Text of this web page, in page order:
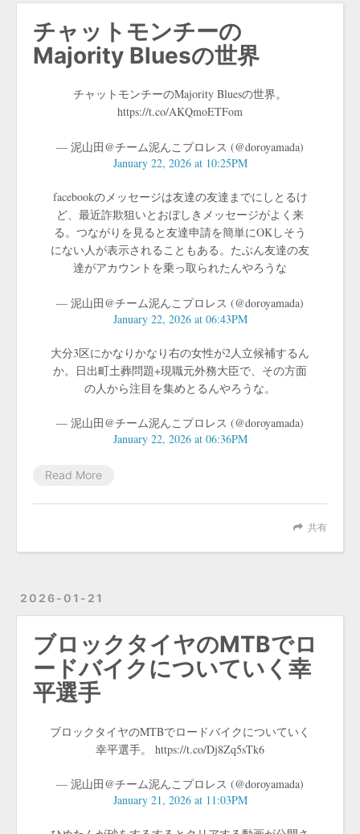
チャットモンチーの
Majority Bluesの世界
チャットモンチーのMajority Bluesの世界。
https://t.co/AKQmoETFom
— 泥山田@チーム泥んこプロレス (@doroyamada)
January 22, 2026 at 10:25PM
facebookのメッセージは友達の友達までにしとるけ
ど、最近詐欺狙いとおぼしきメッセージがよく来
る。つながりを見ると友達申請を簡単にOKしそう
にない人が表示されることもある。たぶん友達の友
達がアカウントを乗っ取られたんやろうな
— 泥山田@チーム泥んこプロレス (@doroyamada)
January 22, 2026 at 06:43PM
大分3区にかなりかなり右の女性が2人立候補するん
か。日出町土葬問題+現職元外務大臣で、その方面
の人から注目を集めとるんやろうな。
— 泥山田@チーム泥んこプロレス (@doroyamada)
January 22, 2026 at 06:36PM
Read More
共有
2026-01-21
ブロックタイヤのMTBでロ
ードバイクについていく幸
平選手
ブロックタイヤのMTBでロードバイクについていく
幸平選手。 https://t.co/Dj8Zq5sTk6
— 泥山田@チーム泥んこプロレス (@doroyamada)
January 21, 2026 at 11:03PM